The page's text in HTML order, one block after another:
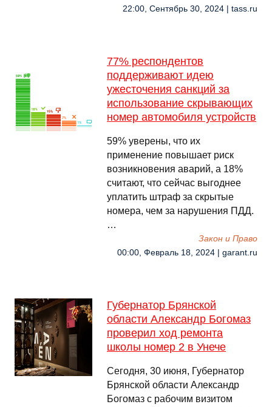
22:00, Сентябрь 30, 2024 | tass.ru
77% респондентов
поддерживают идею
ужесточения санкций за
использование скрывающих
номер автомобиля устройств
59% уверены, что их
применение повышает риск
возникновения аварий, а 18%
считают, что сейчас выгоднее
уплатить штраф за скрытые
номера, чем за нарушения ПДД.
…
Закон и Право
00:00, Февраль 18, 2024 | garant.ru
Губернатор Брянской
области Александр Богомаз
проверил ход ремонта
школы номер 2 в Унече
Сегодня, 30 июня, Губернатор
Брянской области Александр
Богомаз с рабочим визитом